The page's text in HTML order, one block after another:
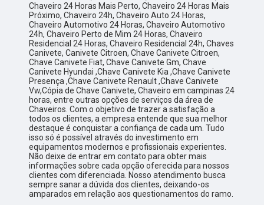
Chaveiro 24 Horas Mais Perto, Chaveiro 24 Horas Mais
Próximo, Chaveiro 24h, Chaveiro Auto 24 Horas,
Chaveiro Automotivo 24 Horas, Chaveiro Automotivo
24h, Chaveiro Perto de Mim 24 Horas, Chaveiro
Residencial 24 Horas, Chaveiro Residencial 24h, Chaves
Canivete, Canivete Citroen, Chave Canivete Citroen,
Chave Canivete Fiat, Chave Canivete Gm, Chave
Canivete Hyundai ,Chave Canivete Kia ,Chave Canivete
Presença ,Chave Canivete Renault ,Chave Canivete
Vw,Cópia de Chave Canivete, Chaveiro em campinas 24
horas, entre outras opções de serviços da área de
Chaveiros. Com o objetivo de trazer a satisfação a
todos os clientes, a empresa entende que sua melhor
destaque é conquistar a confiança de cada um. Tudo
isso só é possível através do investimento em
equipamentos modernos e profissionais experientes.
Não deixe de entrar em contato para obter mais
informações sobre cada opção oferecida para nossos
clientes com diferenciada. Nosso atendimento busca
sempre sanar a dúvida dos clientes, deixando-os
amparados em relação aos questionamentos do ramo.